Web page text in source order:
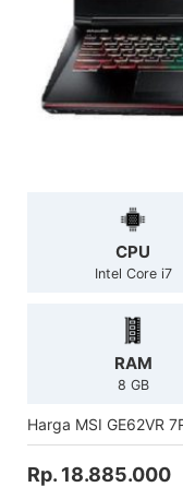
CPU
Intel Core i7
RAM
8 GB
Harga MSI GE62VR
Rp. 18.885.000